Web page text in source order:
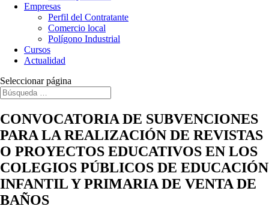
Empresas
Perfil del Contratante
Comercio local
Polígono Industrial
Cursos
Actualidad
Seleccionar página
CONVOCATORIA DE SUBVENCIONES
PARA LA REALIZACIÓN DE REVISTAS
O PROYECTOS EDUCATIVOS EN LOS
COLEGIOS PÚBLICOS DE EDUCACIÓN
INFANTIL Y PRIMARIA DE VENTA DE
BAÑOS